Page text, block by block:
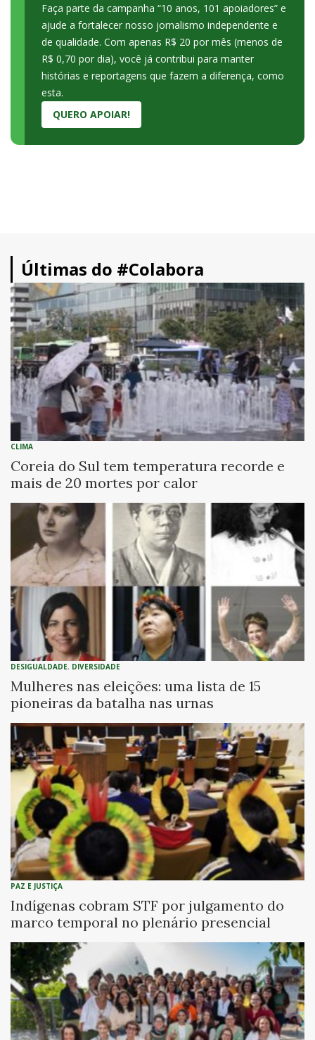
Faça parte da campanha “10 anos, 101 apoiadores” e
ajude a fortalecer nosso jornalismo independente e
de qualidade. Com apenas R$ 20 por mês (menos de
R$ 0,70 por dia), você já contribui para manter
histórias e reportagens que fazem a diferença, como
esta.
QUERO APOIAR!
Últimas do #Colabora
CLIMA
Coreia do Sul tem temperatura recorde e
mais de 20 mortes por calor
DESIGUALDADE, DIVERSIDADE
Mulheres nas eleições: uma lista de 15
pioneiras da batalha nas urnas
PAZ E JUSTIÇA
Indígenas cobram STF por julgamento do
marco temporal no plenário presencial